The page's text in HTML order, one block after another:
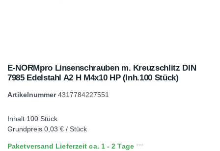
E-NORMpro Linsenschrauben m. Kreuzschlitz DIN
7985 Edelstahl A2 H M4x10 HP (Inh.100 Stück)
Artikelnummer4317784227551
Inhalt 100 Stück
Grundpreis 0,03 € / Stück
Paketversand Lieferzeit ca. 1 - 2 Tage